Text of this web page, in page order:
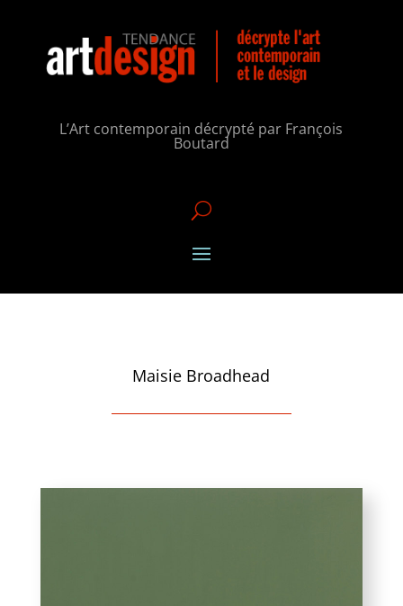
L’Art contemporain décrypté par François
Boutard
U
Maisie Broadhead